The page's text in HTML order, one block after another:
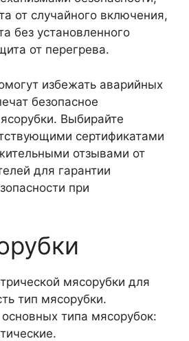
от случайного включения,
без установленного
от перегрева.
избежать аварийных
безопасное
Выбирайте
сертификатами
отзывами от
для гарантии
при
мясорубки для
тип мясорубки.
типа мясорубок: